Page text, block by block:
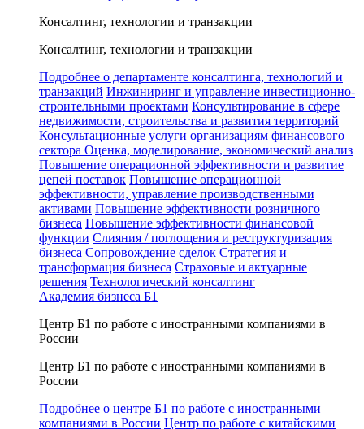
Консалтинг, технологии и транзакции
Консалтинг, технологии и транзакции
Подробнее о департаменте консалтинга, технологий и
транзакций Инжиниринг и управление инвестиционно-
строительными проектами Консультирование в сфере
недвижимости, строительства и развития территорий
Консультационные услуги организациям финансового
сектора Оценка, моделирование, экономический анализ
Повышение операционной эффективности и развитие
цепей поставок Повышение операционной
эффективности, управление производственными
активами Повышение эффективности розничного
бизнеса Повышение эффективности финансовой
функции Слияния / поглощения и реструктуризация
бизнеса Сопровождение сделок Стратегия и
трансформация бизнеса Страховые и актуарные
решения Технологический консалтинг
Академия бизнеса Б1
Центр Б1 по работе с иностранными компаниями в
России
Центр Б1 по работе с иностранными компаниями в
России
Подробнее о центре Б1 по работе с иностранными
компаниями в России Центр по работе с китайскими